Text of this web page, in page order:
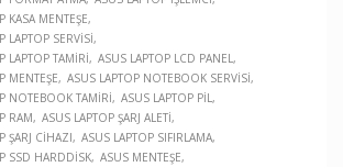
KASA MENTEŞE
LAPTOP SERVISI
LAPTOP TAMIRI
ASUS LAPTOP LCD PANEL
MENTEŞE
ASUS LAPTOP NOTEBOOK SERVISI
NOTEBOOK TAMIRI
ASUS LAPTOP PIL
RAM
ASUS LAPTOP ŞARJ ALETI
ŞARJ CIHAZI
ASUS LAPTOP SIFIRLAMA
SSD HARDDISK ASUS MENTEŞE